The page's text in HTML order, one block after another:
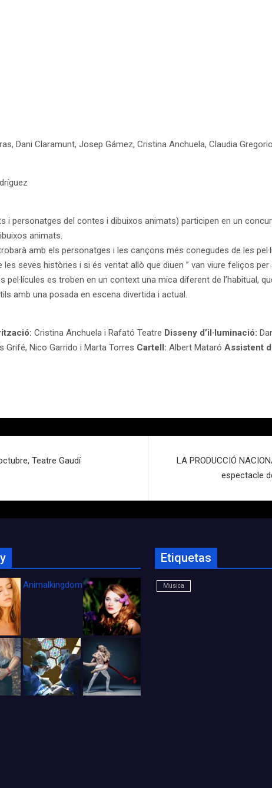
Dani Claramunt, Josep Gámez, Cristina Anchuela, Claudia Gregorio
i personatges del contes i dibuixos animats) participen en un
animats.
amb els personatges i les cançons més conegudes de les
seves històries i si és veritat allò que diuen ” van viure feliços per
es troben en un context una mica diferent de l’habitual,
amb una posada en escena divertida i actual.
Cristina Anchuela i Rafató Teatre Disseny d’il·luminació:
Grifé, Nico Garrido i Marta Torres Cartell: Albert Mataró Assistent
Teatre Gaudí
LA PRODUCCIÓ
espectacle
Animalkingdom_FichaCine
Etiquetas
Música